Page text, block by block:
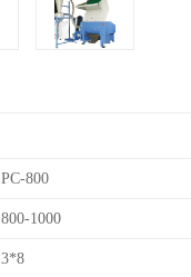
PC-800
800-1000
3*8